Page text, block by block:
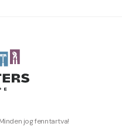
jog fenntartva!